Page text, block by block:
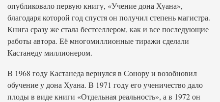
опубликовало первую книгу, «Учение дона Хуана»,
благодаря которой год спустя он получил степень магистра.
Книга сразу же стала бестселлером, как и все последующие
работы автора. Её многомиллионные тиражи сделали
Кастанеду миллионером.
В 1968 году Кастанеда вернулся в Сонору и возобновил
обучение у дона Хуана. В 1971 году его ученичество дало
плоды в виде книги «Отдельная реальность», а в 1972 он